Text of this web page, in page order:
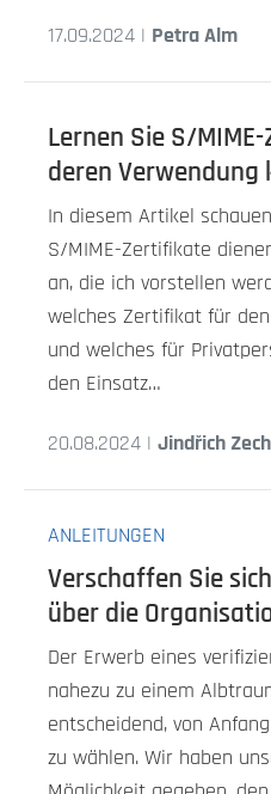
17.09.2024 | Petra Alm
Lernen Sie S/
deren Verwendung
In diesem Artikel
S/MIME-Zertifikate
an, die ich vorstellen
welches Zertifikat für
und welches für
den Einsatz…
20.08.2024 | Jindřich
ANLEITUNGEN
Verschaffen Sie
über die
Der Erwerb eines
nahezu zu einem
entscheidend, von
zu wählen. Wir haben